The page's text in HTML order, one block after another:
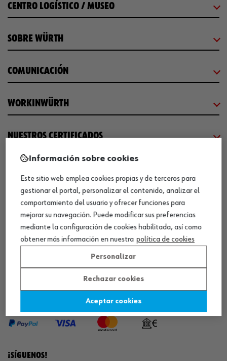
CENTRO LOGÍSTICO / MUSEO
SOBRE WÜRTH
COMUNICACIÓN
WORKINWÜRTH
NUESTROS CERTIFICADOS
¡SÍGUENOS!
Información sobre cookies
Este sitio web emplea cookies propias y de terceros para
gestionar el portal, personalizar el contenido, analizar el
comportamiento del usuario y ofrecer funciones para
mejorar su navegación. Puede modificar sus preferencias
mediante la configuración de cookies habilitada, así como
obtener más información en nuestra política de cookies
Personalizar
Rechazar cookies
Aceptar cookies